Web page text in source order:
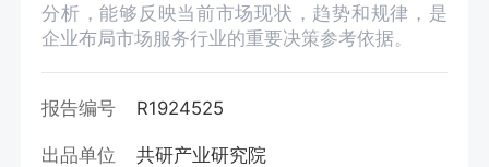
分析，能够反映当前市场现状，趋势和规律，是
企业布局市场服务行业的重要决策参考依据。
报告编号 R1924525
出品单位 共研产业研究院